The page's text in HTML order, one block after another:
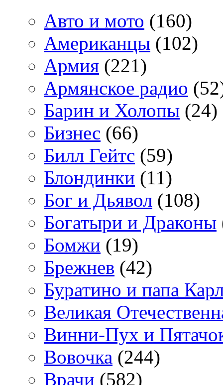
Авто и мото (160)
Американцы (102)
Армия (221)
Армянское радио
Барин и Холопы (24)
Бизнес (66)
Билл Гейтс (59)
Блондинки (11)
Бог и Дьявол (108)
Богатыри и Драконы
Бомжи (19)
Брежнев (42)
Буратино и папа
Великая
Винни-Пух и
Вовочка (244)
Врачи (582)